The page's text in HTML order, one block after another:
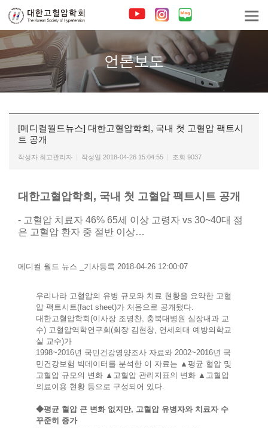
언론보도
[메디컬월드뉴스] 대한고혈압학회, 국내 첫 고혈압 팩트시
트 공개
작성자 최고관리자 작성일 2018-04-26 15:04:55 조회 9037
대한고혈압학회, 국내 첫 고혈압 팩트시트 공개
- 고혈압 치료자 46% 65세 이상 고령자 vs 30~40대 젊
은 고혈압 환자 중 절반 이상…
메디컬 월드 뉴스 _기사등록 2018-04-26 12:00:07
우리나라 고혈압의 유병 규모와 치료 현황을 요약한 고혈
압 팩트시트(fact sheet)가 처음으로 공개됐다.
대한고혈압학회(이사장 조명찬, 충북대병원 심장내과 교
수) 고혈압역학연구회(회장 김현창, 연세의대 예방의학교
실 교수)가
1998~2016년 국민건강영양조사 자료와 2002~2016년 국
민건강보험 빅데이터를 분석한 이 자료는 ▲평균 혈압 및
고혈압 규모의 변화 ▲고혈압 관리지표의 변화 ▲고혈압
의료이용 현황 등으로 구성되어 있다.
◆평균 혈압 큰 변화 없지만, 고혈압 유병자와 치료자 수
꾸준히 증가